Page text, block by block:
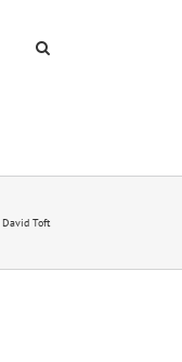
David Toft